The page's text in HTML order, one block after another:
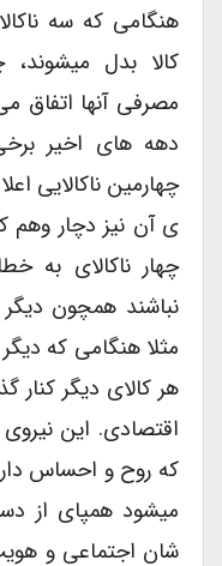
هنگامی که سه
کالا بدل میشوند،
مصرفی آنها اتفاق می
دهه های اخیر
چهارمین ناکالایی
ی آن نیز دچار وهم
چهار ناکالای به
نباشند همچون دیگر
مثلا هنگامی که دیگر
هر کالای دیگر کنار
اقتصادی. این
که روح و احساس
میشود همپای از
شان اجتماعی و